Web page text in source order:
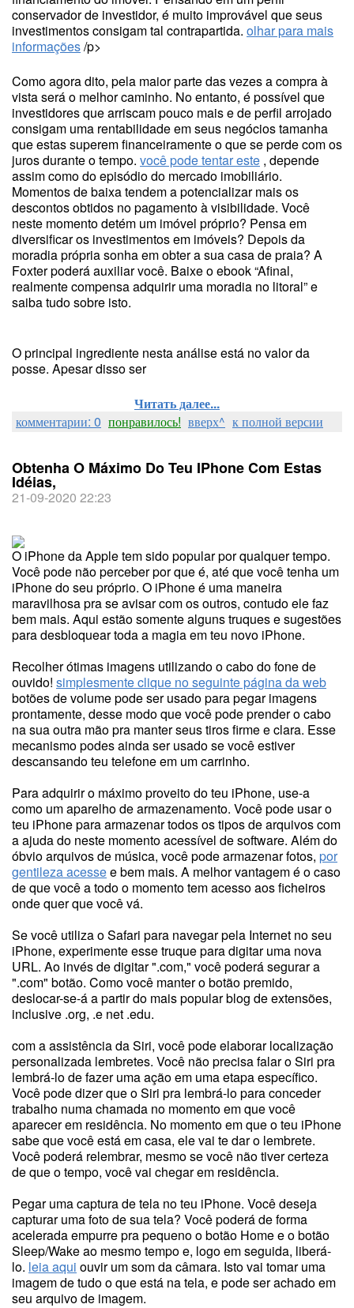
conservador de investidor, é muito improvável que seus
investimentos consigam tal contrapartida. olhar para mais
informações/p>
Como agora dito, pela maior parte das vezes a compra à
vista será o melhor caminho. No entanto, é possível que
investidores que arriscam pouco mais e de perfil arrojado
consigam uma rentabilidade em seus negócios tamanha
que estas superem financeiramente o que se perde com os
juros durante o tempo. você pode tentar este , depende
assim como do episódio do mercado imobiliário.
Momentos de baixa tendem a potencializar mais os
descontos obtidos no pagamento à visibilidade. Você
neste momento detém um imóvel próprio? Pensa em
diversificar os investimentos em imóveis? Depois da
moradia própria sonha em obter a sua casa de praia? A
Foxter poderá auxiliar você. Baixe o ebook “Afinal,
realmente compensa adquirir uma moradia no litoral” e
saiba tudo sobre isto.
O principal ingrediente nesta análise está no valor da
posse. Apesar disso ser
Читать далее...
комментарии: 0 понравилось! вверх^ к полной версии
Obtenha O Máximo Do Teu IPhone Com Estas
Idéias,
21-09-2020 22:23
O iPhone da Apple tem sido popular por qualquer tempo.
Você pode não perceber por que é, até que você tenha um
iPhone do seu próprio. O iPhone é uma maneira
maravilhosa pra se avisar com os outros, contudo ele faz
bem mais. Aqui estão somente alguns truques e sugestões
para desbloquear toda a magia em teu novo iPhone.
Recolher ótimas imagens utilizando o cabo do fone de
ouvido! simplesmente clique no seguinte página da web
botões de volume pode ser usado para pegar imagens
prontamente, desse modo que você pode prender o cabo
na sua outra mão pra manter seus tiros firme e clara. Esse
mecanismo podes ainda ser usado se você estiver
descansando teu telefone em um carrinho.
Para adquirir o máximo proveito do teu iPhone, use-a
como um aparelho de armazenamento. Você pode usar o
teu iPhone para armazenar todos os tipos de arquivos com
a ajuda do neste momento acessível de software. Além do
óbvio arquivos de música, você pode armazenar fotos, por
gentileza acessee bem mais. A melhor vantagem é o caso
de que você a todo o momento tem acesso aos ficheiros
onde quer que você vá.
Se você utiliza o Safari para navegar pela Internet no seu
iPhone, experimente esse truque para digitar uma nova
URL. Ao invés de digitar ".com," você poderá segurar a
".com" botão. Como você manter o botão premido,
deslocar-se-á a partir do mais popular blog de extensões,
inclusive .org, .e net .edu.
com a assistência da Siri, você pode elaborar localização
personalizada lembretes. Você não precisa falar o Siri pra
lembrá-lo de fazer uma ação em uma etapa específico.
Você pode dizer que o Siri pra lembrá-lo para conceder
trabalho numa chamada no momento em que você
aparecer em residência. No momento em que o teu iPhone
sabe que você está em casa, ele vai te dar o lembrete.
Você poderá relembrar, mesmo se você não tiver certeza
de que o tempo, você vai chegar em residência.
Pegar uma captura de tela no teu iPhone. Você deseja
capturar uma foto de sua tela? Você poderá de forma
acelerada empurre pra pequeno o botão Home e o botão
Sleep/Wake ao mesmo tempo e, logo em seguida, liberá-
lo. leia aqui ouvir um som da câmara. Isto vai tomar uma
imagem de tudo o que está na tela, e pode ser achado em
seu arquivo de imagem.